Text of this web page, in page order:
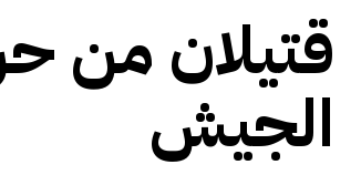
قتيلان من
الجيش